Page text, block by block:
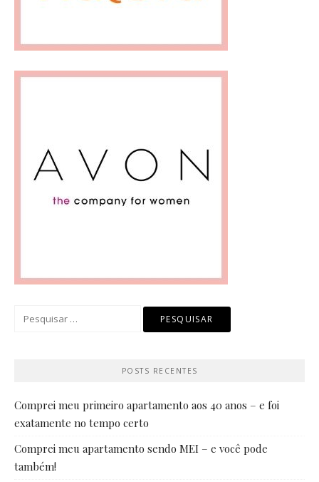
POSTS RECENTES
Comprei meu primeiro apartamento aos 40 anos – e foi
exatamente no tempo certo
Comprei meu apartamento sendo MEI – e você pode
também!